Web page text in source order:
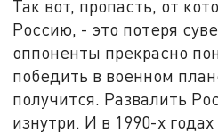
Так вот, пропасть, от
Россию, - это потеря
оппоненты прекрасно
победить в военном
получится. Развалить
изнутри. И в 1990-х